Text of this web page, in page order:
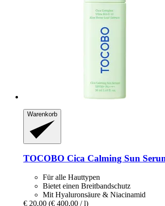
Warenkorb
TOCOBO Cica Calming Sun
Für alle Hauttypen
Bietet einen Breitbandschutz
Mit Hyaluronsäure & Niacinamid
€ 20,00 (€ 400,00 / l)